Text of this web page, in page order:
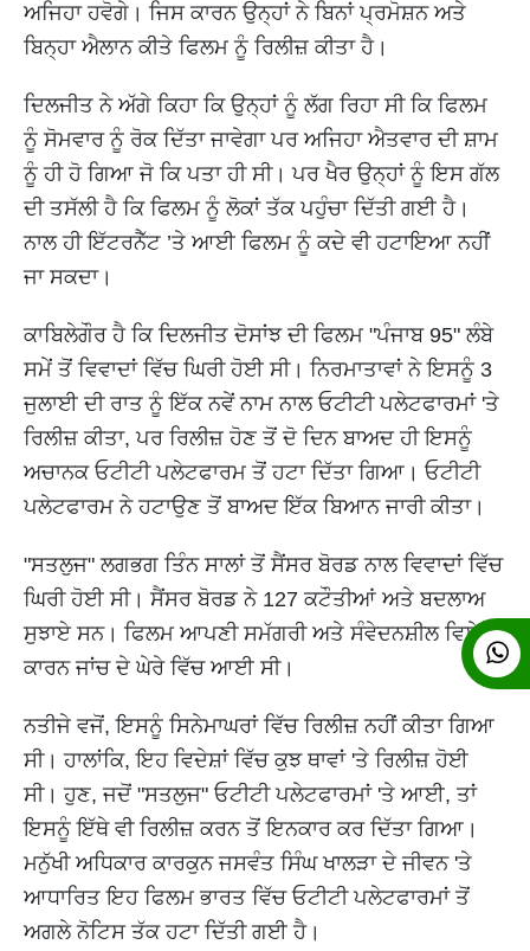
ਅਜਿਹਾ ਹਵੋਗੇ। ਜਿਸ ਕਾਰਨ ਉਨ੍ਹਾਂ ਨੇ ਬਿਨਾਂ ਪ੍ਰਮੋਸ਼ਨ ਅਤੇ
ਬਿਨ੍ਹਾ ਐਲਾਨ ਕੀਤੇ ਫਿਲਮ ਨੂੰ ਰਿਲੀਜ਼ ਕੀਤਾ ਹੈ।
ਦਿਲਜੀਤ ਨੇ ਅੱਗੇ ਕਿਹਾ ਕਿ ਉਨ੍ਹਾਂ ਨੂੰ ਲੱਗ ਰਿਹਾ ਸੀ ਕਿ ਫਿਲਮ
ਨੂੰ ਸੋਮਵਾਰ ਨੂੰ ਰੋਕ ਦਿੱਤਾ ਜਾਵੇਗਾ ਪਰ ਅਜਿਹਾ ਐਤਵਾਰ ਦੀ ਸ਼ਾਮ
ਨੂੰ ਹੀ ਹੋ ਗਿਆ ਜੋ ਕਿ ਪਤਾ ਹੀ ਸੀ। ਪਰ ਖੈਰ ਉਨ੍ਹਾਂ ਨੂੰ ਇਸ ਗੱਲ
ਦੀ ਤਸੱਲੀ ਹੈ ਕਿ ਫਿਲਮ ਨੂੰ ਲੋਕਾਂ ਤੱਕ ਪਹੁੰਚਾ ਦਿੱਤੀ ਗਈ ਹੈ।
ਨਾਲ ਹੀ ਇੱਟਰਨੈੱਟ ’ਤੇ ਆਈ ਫਿਲਮ ਨੂੰ ਕਦੇ ਵੀ ਹਟਾਇਆ ਨਹੀਂ
ਜਾ ਸਕਦਾ।
ਕਾਬਿਲੇਗੌਰ ਹੈ ਕਿ ਦਿਲਜੀਤ ਦੋਸਾਂਝ ਦੀ ਫਿਲਮ "ਪੰਜਾਬ 95" ਲੰਬੇ
ਸਮੇਂ ਤੋਂ ਵਿਵਾਦਾਂ ਵਿੱਚ ਘਿਰੀ ਹੋਈ ਸੀ। ਨਿਰਮਾਤਾਵਾਂ ਨੇ ਇਸਨੂੰ 3
ਜੁਲਾਈ ਦੀ ਰਾਤ ਨੂੰ ਇੱਕ ਨਵੇਂ ਨਾਮ ਨਾਲ ਓਟੀਟੀ ਪਲੇਟਫਾਰਮਾਂ 'ਤੇ
ਰਿਲੀਜ਼ ਕੀਤਾ, ਪਰ ਰਿਲੀਜ਼ ਹੋਣ ਤੋਂ ਦੋ ਦਿਨ ਬਾਅਦ ਹੀ ਇਸਨੂੰ
ਅਚਾਨਕ ਓਟੀਟੀ ਪਲੇਟਫਾਰਮ ਤੋਂ ਹਟਾ ਦਿੱਤਾ ਗਿਆ। ਓਟੀਟੀ
ਪਲੇਟਫਾਰਮ ਨੇ ਹਟਾਉਣ ਤੋਂ ਬਾਅਦ ਇੱਕ ਬਿਆਨ ਜਾਰੀ ਕੀਤਾ।
"ਸਤਲੁਜ" ਲਗਭਗ ਤਿੰਨ ਸਾਲਾਂ ਤੋਂ ਸੈਂਸਰ ਬੋਰਡ ਨਾਲ ਵਿਵਾਦਾਂ ਵਿੱਚ
ਘਿਰੀ ਹੋਈ ਸੀ। ਸੈਂਸਰ ਬੋਰਡ ਨੇ 127 ਕਟੌਤੀਆਂ ਅਤੇ ਬਦਲਾਅ
ਸੁਝਾਏ ਸਨ। ਫਿਲਮ ਆਪਣੀ ਸਮੱਗਰੀ ਅਤੇ ਸੰਵੇਦਨਸ਼ੀਲ ਵਿਸ਼ੇ
ਕਾਰਨ ਜਾਂਚ ਦੇ ਘੇਰੇ ਵਿੱਚ ਆਈ ਸੀ।
ਨਤੀਜੇ ਵਜੋਂ, ਇਸਨੂੰ ਸਿਨੇਮਾਘਰਾਂ ਵਿੱਚ ਰਿਲੀਜ਼ ਨਹੀਂ ਕੀਤਾ ਗਿਆ
ਸੀ। ਹਾਲਾਂਕਿ, ਇਹ ਵਿਦੇਸ਼ਾਂ ਵਿੱਚ ਕੁਝ ਥਾਵਾਂ 'ਤੇ ਰਿਲੀਜ਼ ਹੋਈ
ਸੀ। ਹੁਣ, ਜਦੋਂ "ਸਤਲੁਜ" ਓਟੀਟੀ ਪਲੇਟਫਾਰਮਾਂ 'ਤੇ ਆਈ, ਤਾਂ
ਇਸਨੂੰ ਇੱਥੇ ਵੀ ਰਿਲੀਜ਼ ਕਰਨ ਤੋਂ ਇਨਕਾਰ ਕਰ ਦਿੱਤਾ ਗਿਆ।
ਮਨੁੱਖੀ ਅਧਿਕਾਰ ਕਾਰਕੁਨ ਜਸਵੰਤ ਸਿੰਘ ਖਾਲੜਾ ਦੇ ਜੀਵਨ 'ਤੇ
ਆਧਾਰਿਤ ਇਹ ਫਿਲਮ ਭਾਰਤ ਵਿੱਚ ਓਟੀਟੀ ਪਲੇਟਫਾਰਮਾਂ ਤੋਂ
ਅਗਲੇ ਨੋਟਿਸ ਤੱਕ ਹਟਾ ਦਿੱਤੀ ਗਈ ਹੈ।